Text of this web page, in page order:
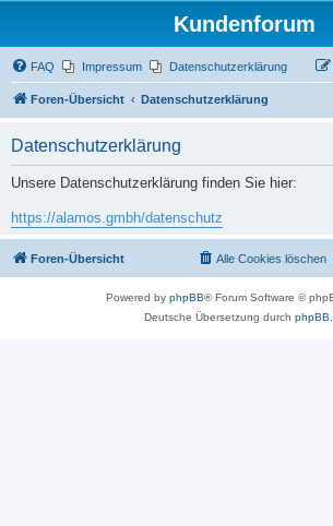
Kundenforum
FAQ Impressum Datenschutzerklärung
Foren-Übersicht Datenschutzerklärung
Datenschutzerklärung
Unsere Datenschutzerklärung finden Sie hier:
https://alamos.gmbh/datenschutz
Foren-Übersicht Alle Cookies löschen
Powered by phpBB® Forum Software ©
Deutsche Übersetzung durch